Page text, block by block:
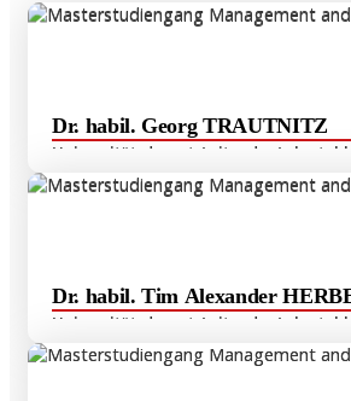
Dr. habil. Georg TRAUTNITZ
Universitätsdozent, Leiter des
Betriebswirtschaftslehre, insbesondere
Unternehmensführung, Organisation
Dr. habil. Tim Alexander
Universitätsdozent, Leiter des
Betriebswirtschaftslehre, insbesondere
Finanzwirtschaft und Digitalisierung,